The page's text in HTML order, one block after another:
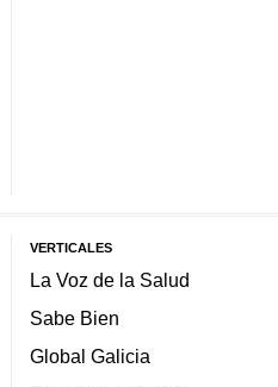
VERTICALES
La Voz de la Salud
Sabe Bien
Global Galicia